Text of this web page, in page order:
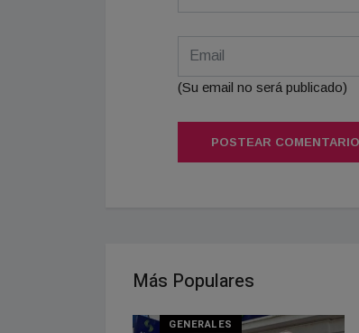
(Su email no será publicado)
POSTEAR COMENTARIO
Más Populares
GENERALES